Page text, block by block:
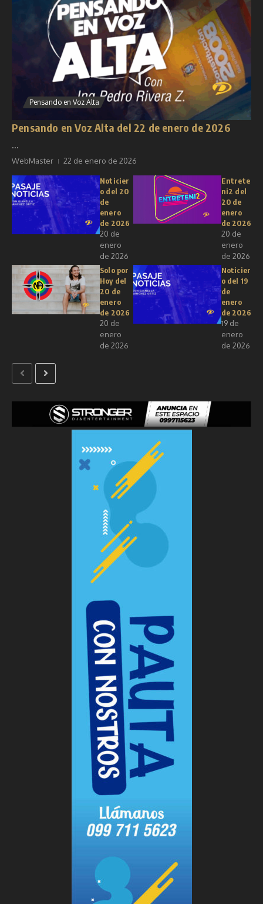
Pensando en Voz Alta
Pensando en Voz Alta del 22 de enero de 2026
...
WebMaster 22 de enero de 2026
Noticier
o del 20
de
enero
de 2026
20 de
enero
de 2026
Entrete
ni2 del
20 de
enero
de 2026
20 de
enero
de 2026
Solo por
Hoy del
20 de
enero
de 2026
20 de
enero
de 2026
Noticier
o del 19
de
enero
de 2026
19 de
enero
de 2026